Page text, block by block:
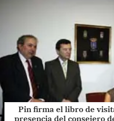
Pin firma el libro de
presencia del consejero